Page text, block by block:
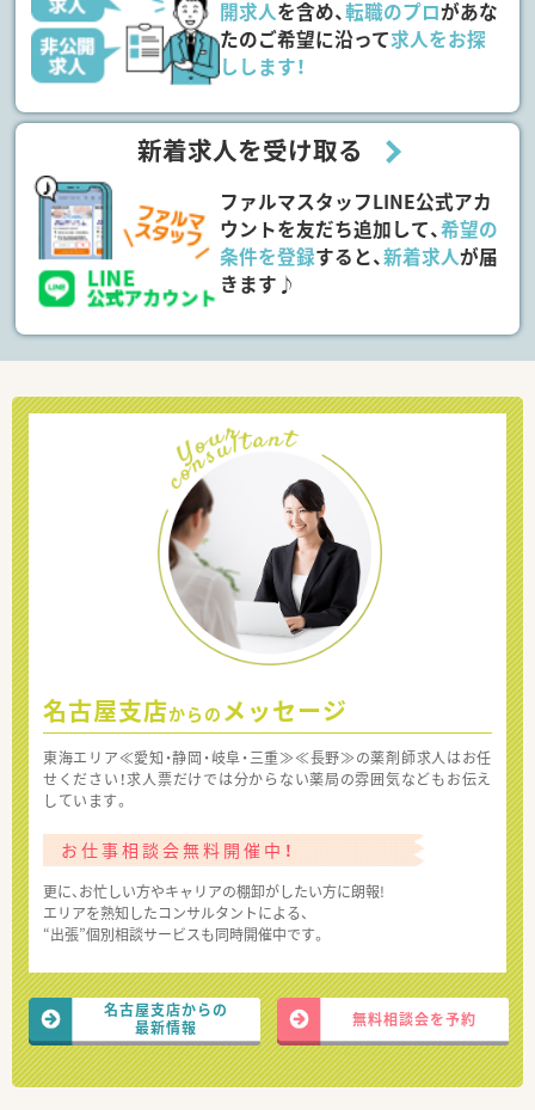
開求人を含め、転職のプロがあな
たのご希望に沿って求人をお探
しします！
新着求人を受け取る
ファルマスタッフLINE公式アカ
ウントを友だち追加して、希望の
条件を登録すると、新着求人が届
きます♪
名古屋支店からの メッセージ
東海エリア≪愛知・静岡・岐阜・三重≫≪長野≫の薬剤師求人はお任
せください！求人票だけでは分からない薬局の雰囲気などもお伝え
しています。
お仕事相談会無料開催中！
更に、お忙しい方やキャリアの棚卸がしたい方に朗報!
エリアを熟知したコンサルタントによる、
“出張”個別相談サービスも同時開催中です。
名古屋支店からの
最新情報
無料相談会を予約